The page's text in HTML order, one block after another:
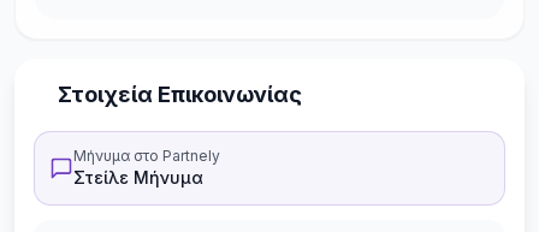
Στοιχεία Επικοινωνίας
Μήνυμα στο Partnely
Στείλε Μήνυμα